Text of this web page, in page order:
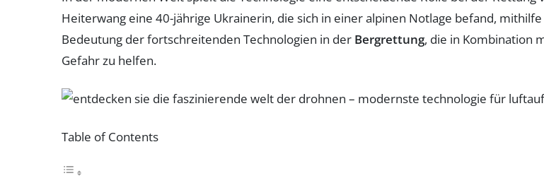
Heiterwang eine 40-jährige Ukrainerin, die sich in einer alpinen Notlage befand,
Bedeutung der fortschreitenden Technologien in der Bergrettung, die in Kombination
Gefahr zu helfen.
Table of Contents